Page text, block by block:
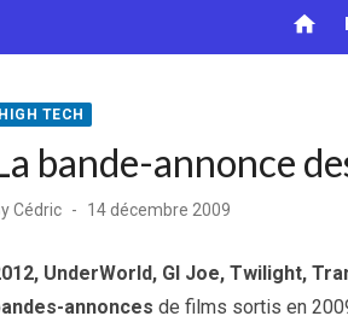
home
HIGH TECH
bande-annonce
Cédric
Posted
14 décembre 2009
UnderWorld, GI Joe, Twilight,
annonces de films sortis en